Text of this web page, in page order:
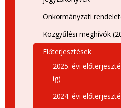
Önkormányzati
Közgyűlési meghívók
Előterjesztések
2025. évi
ig)
2024. évi